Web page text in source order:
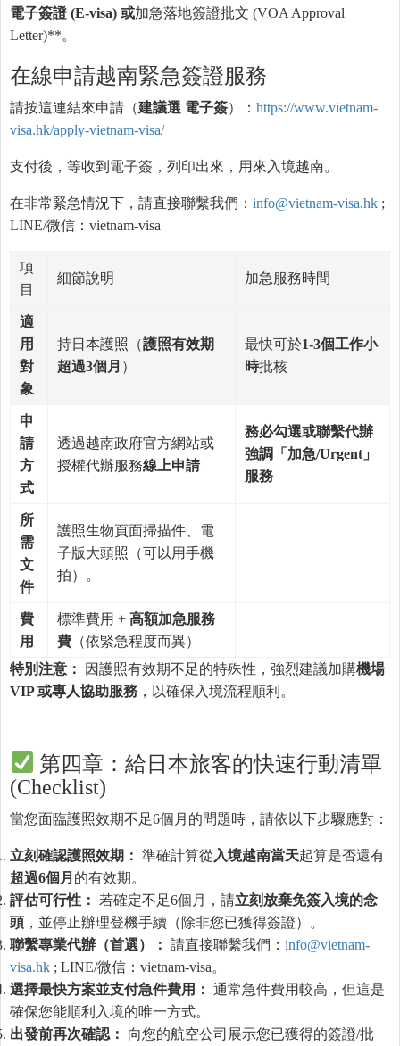
電子簽證(E-visa) 或加急落地簽證批文 (VOA Approval
Letter)**。
在線申請越南緊急簽證服務
請按這連結來申請（建議選 電子簽）： https://www.vietnam-
visa.hk/apply-vietnam-visa/
支付後，等收到電子簽，列印出來，用來入境越南。
在非常緊急情況下，請直接聯繫我們： info@vietnam-visa.hk ;
LINE/微信：vietnam-visa
項
目
細節說明 加急服務時間
適
用
對
象
持日本護照（護照有效期
超過3個月 ）
最快可於1-3個工作小
時批核
申
請
方
式
透過越南政府官方網站或
授權代辦服務線上申請
務必勾選或聯繫代辦
強調「加急/Urgent」
服務
所
需
文
件
護照生物頁面掃描件、電
子版大頭照（可以用手機
拍）。
費
用
標準費用 + 高額加急服務
費 （依緊急程度而異）
特別注意 ： 因護照有效期不足的特殊性，強烈建議加購機場
VIP或專人協助服務 ，以確保入境流程順利。
第四章：給日本旅客的快速行動清單
(Checklist)
當您面臨護照效期不足6個月的問題時，請依以下步驟應對：
立刻確認護照效期： 準確計算從 入境越南當天起算是否還有
超過6個月 的有效期。
評估可行性：
若確定不足6個月，請立刻放棄免簽入境的念
頭 ，並停止辦理登機手續（除非您已獲得簽證）。
聯繫專業代辦（首選）： 請直接聯繫我們： info@vietnam-
visa.hk ; LINE/微信：vietnam-visa。
選擇最快方案並支付急件費用： 通常急件費用較高，但這是
確保您能順利入境的唯一方式。
出發前再次確認：
向您的航空公司展示您已獲得的簽證/批